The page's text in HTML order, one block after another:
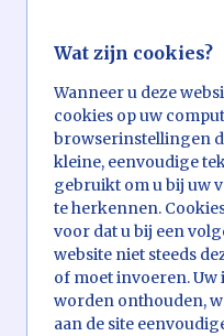
Wat zijn cookies?
Wanneer u deze
cookies op uw
browserinstellingen
kleine, eenvoudige
gebruikt om u bij uw
te herkennen.
voor dat u bij een
website niet steeds
of moet invoeren.
worden onthouden,
aan de site